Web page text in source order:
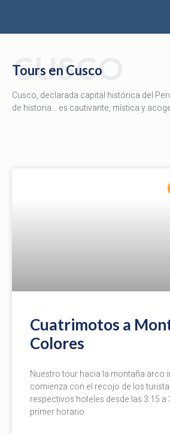
CUSCO
Tours en Cusco
Cusco, declarada capital histórica del
de historia… es cautivante, mística y
Cuatrimotos a
Colores
Nuestro tour hacia la montaña arco
comienza con el recojo de los
respectivos hoteles desde las 3:15 a
primer horario